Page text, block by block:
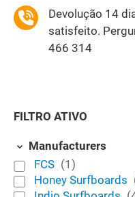
Add to Wishlist
Quick View
Devolução 14
satisfeito.
466 314
FILTRO ATIVO
Manufacturers
FCS (1)
Honey Surfboards